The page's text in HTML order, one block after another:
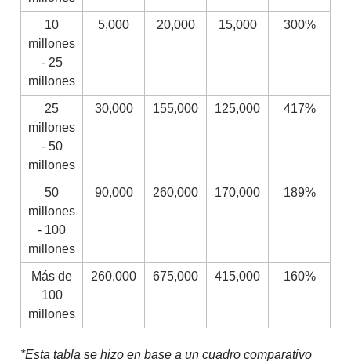
10
millones
- 25
millones
5,000 20,000 15,000 300%
25
millones
- 50
millones
30,000 155,000 125,000 417%
50
millones
- 100
millones
90,000 260,000 170,000 189%
Más de
100
millones
260,000 675,000 415,000 160%
*Esta tabla se hizo en base a un cuadro comparativo